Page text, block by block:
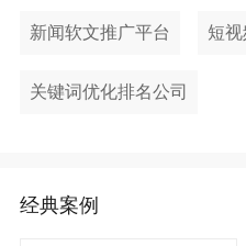
新闻软文推广平台 短
关键词优化排名公司
经典案例